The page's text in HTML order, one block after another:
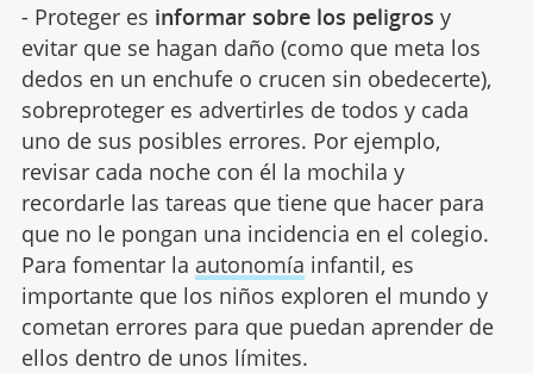
- Proteger es informar sobre los peligros y
evitar que se hagan daño (como que meta los
dedos en un enchufe o crucen sin obedecerte),
sobreproteger es advertirles de todos y cada
uno de sus posibles errores. Por ejemplo,
revisar cada noche con él la mochila y
recordarle las tareas que tiene que hacer para
que no le pongan una incidencia en el colegio.
Para fomentar la autonomía infantil, es
importante que los niños exploren el mundo y
cometan errores para que puedan aprender de
ellos dentro de unos límites.